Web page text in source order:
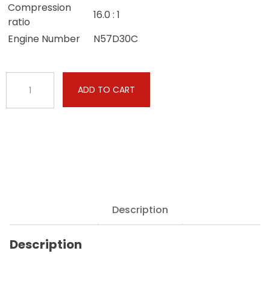
Compression
ratio
16.0 : 1
Engine Number
N57D30C
5
ADD TO CART
Description
Description